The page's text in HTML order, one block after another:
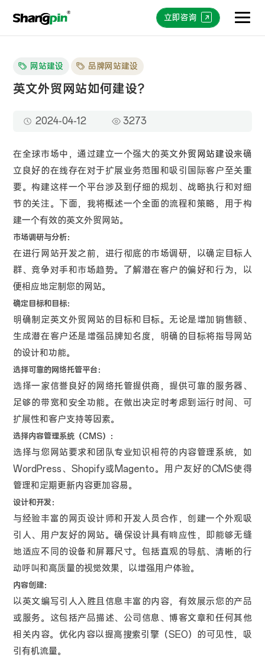
立即咨询
网站建设 品牌网站建设
英文外贸网站如何建设？
2024-04-12 3273
在全球市场中，通过建立一个强大的英文外贸网站建设来确
立良好的在线存在对于扩展业务范围和吸引国际客户至关重
要。构建这样一个平台涉及到仔细的规划、战略执行和对细
节的关注。下面，我将概述一个全面的流程和策略，用于构
建一个有效的英文外贸网站。
市场调研与分析：
在进行网站开发之前，进行彻底的市场调研，以确定目标人
群、竞争对手和市场趋势。了解潜在客户的偏好和行为，以
便相应地定制您的网站。
确定目标和目标：
明确制定英文外贸网站的目标和目标。无论是增加销售额、
生成潜在客户还是增强品牌知名度，明确的目标将指导网站
的设计和功能。
选择可靠的网络托管平台：
选择一家信誉良好的网络托管提供商，提供可靠的服务器、
足够的带宽和安全功能。在做出决定时考虑到运行时间、可
扩展性和客户支持等因素。
选择内容管理系统（CMS）：
选择与您网站要求和团队专业知识相符的内容管理系统，如
WordPress、Shopify或Magento。用户友好的CMS使得
管理和定期更新内容更加容易。
设计和开发：
与经验丰富的网页设计师和开发人员合作，创建一个外观吸
引人、用户友好的网站。确保设计具有响应性，即能够无缝
地适应不同的设备和屏幕尺寸。包括直观的导航、清晰的行
动呼叫和高质量的视觉效果，以增强用户体验。
内容创建：
以英文编写引人入胜且信息丰富的内容，有效展示您的产品
或服务。这包括产品描述、公司信息、博客文章和任何其他
相关内容。优化内容以提高搜索引擎（SEO）的可见性，吸
引有机流量。